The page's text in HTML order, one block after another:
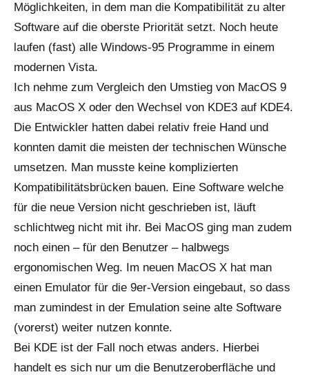
Möglichkeiten, in dem man die Kompatibilität zu alter
Software auf die oberste Priorität setzt. Noch heute
laufen (fast) alle Windows-95 Programme in einem
modernen Vista.
Ich nehme zum Vergleich den Umstieg von MacOS 9
aus MacOS X oder den Wechsel von KDE3 auf KDE4.
Die Entwickler hatten dabei relativ freie Hand und
konnten damit die meisten der technischen Wünsche
umsetzen. Man musste keine komplizierten
Kompatibilitätsbrücken bauen. Eine Software welche
für die neue Version nicht geschrieben ist, läuft
schlichtweg nicht mit ihr. Bei MacOS ging man zudem
noch einen – für den Benutzer – halbwegs
ergonomischen Weg. Im neuen MacOS X hat man
einen Emulator für die 9er-Version eingebaut, so dass
man zumindest in der Emulation seine alte Software
(vorerst) weiter nutzen konnte.
Bei KDE ist der Fall noch etwas anders. Hierbei
handelt es sich nur um die Benutzeroberfläche und